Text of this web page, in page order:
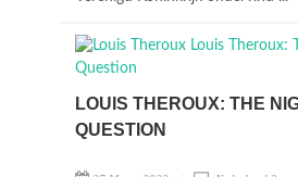
LOUIS THEROUX: THE
QUESTION